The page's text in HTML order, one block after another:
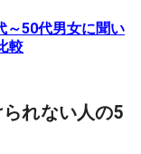
～50代男女に聞い
較
れない人の5